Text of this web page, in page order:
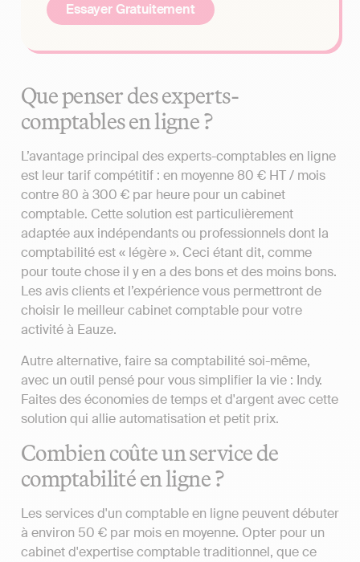
Essayer Gratuitement
Que penser des experts-
comptables en ligne ?
L’avantage principal des experts-comptables en ligne
est leur tarif compétitif : en moyenne 80 € HT / mois
contre 80 à 300 € par heure pour un cabinet
comptable. Cette solution est particulièrement
adaptée aux indépendants ou professionnels dont la
comptabilité est « légère ». Ceci étant dit, comme
pour toute chose il y en a des bons et des moins bons.
Les avis clients et l’expérience vous permettront de
choisir le meilleur cabinet comptable pour votre
activité à Eauze.
Autre alternative, faire sa comptabilité soi-même,
avec un outil pensé pour vous simplifier la vie : Indy.
Faites des économies de temps et d'argent avec cette
solution qui allie automatisation et petit prix.
Combien coûte un service de
comptabilité en ligne ?
Les services d'un comptable en ligne peuvent débuter
à environ 50 € par mois en moyenne. Opter pour un
cabinet d'expertise comptable traditionnel, que ce